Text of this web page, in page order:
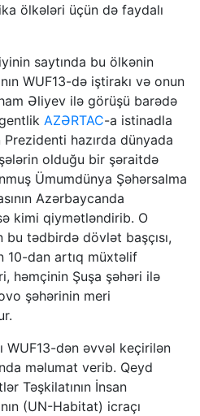
ölkələri üçün də faydalı
saytında bu ölkənin
WUF13-də iştirakı və onun
Əliyev ilə görüşü barədə
AZƏRTAC-a istinadla
hazırda dünyada
olduğu bir şəraitdə
Ümumdünya Şəhərsalma
Azərbaycanda
kimi qiymətləndirib. O
bu tədbirdə dövlət başçısı,
10-dan artıq müxtəlif
həmçinin Şuşa şəhəri ilə
şəhərinin meri
WUF13-dən əvvəl keçirilən
məlumat verib. Qeyd
Təşkilatının İnsan
(UN-Habitat) icraçı